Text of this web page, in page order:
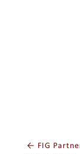
← FIG